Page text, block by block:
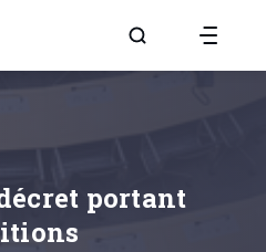
Aller à la page
portant